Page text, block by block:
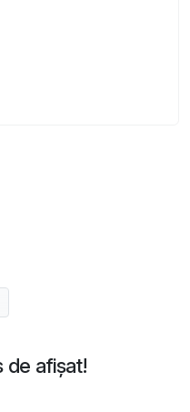
de afișat!